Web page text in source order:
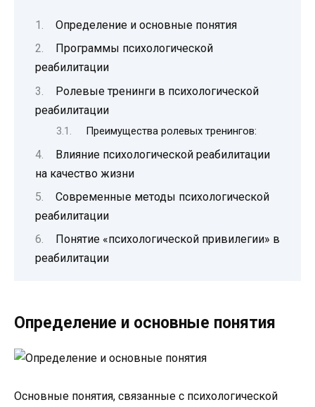
Определение и основные понятия
Программы психологической
реабилитации
Ролевые тренинги в психологической
реабилитации
Преимущества ролевых тренингов:
Влияние психологической реабилитации
на качество жизни
Современные методы психологической
реабилитации
Понятие «психологической привилегии» в
реабилитации
Определение и основные понятия
Основные понятия, связанные с психологической